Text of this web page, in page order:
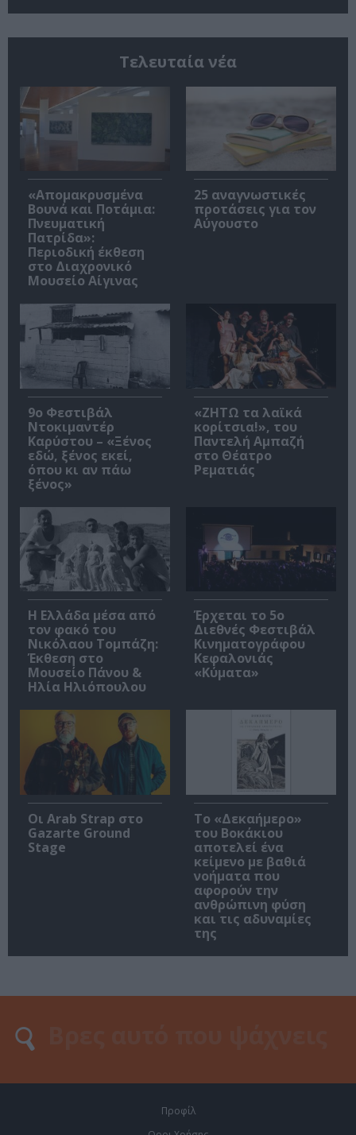
Τελευταία νέα
«Απομακρυσμένα
Βουνά και Ποτάμια:
Πνευματική
Πατρίδα»:
Περιοδική έκθεση
στο Διαχρονικό
Μουσείο Αίγινας
25 αναγνωστικές
προτάσεις για τον
Αύγουστο
9ο Φεστιβάλ
Ντοκιμαντέρ
Καρύστου – «Ξένος
εδώ, ξένος εκεί,
όπου κι αν πάω
ξένος»
«ΖΗΤΩ τα λαϊκά
κορίτσια!», του
Παντελή Αμπαζή
στο Θέατρο
Ρεματιάς
Η Ελλάδα μέσα από
τον φακό του
Νικόλαου Τομπάζη:
Έκθεση στο
Μουσείο Πάνου &
Ηλία Ηλιόπουλου
Έρχεται το 5ο
Διεθνές Φεστιβάλ
Κινηματογράφου
Κεφαλονιάς
«Κύματα»
Οι Arab Strap στο
Gazarte Ground
Stage
Το «Δεκαήμερο»
του Βοκάκιου
αποτελεί ένα
κείμενο με βαθιά
νοήματα που
αφορούν την
ανθρώπινη φύση
και τις αδυναμίες
της
Προφίλ